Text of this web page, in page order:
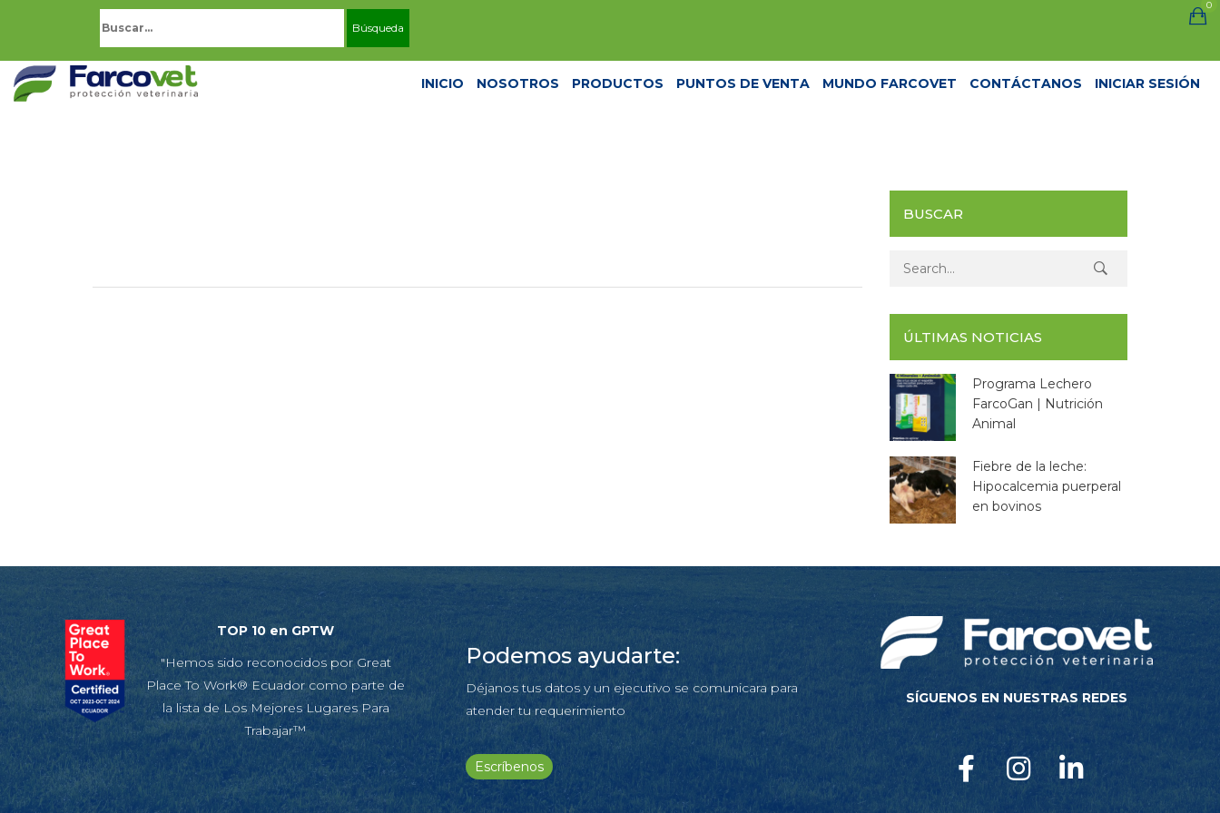
Buscar:
INICIO NOSOTROS PRODUCTOS PUNTOS DE VENTA MUNDO FARCOVET CONTÁCTANOS INICIAR SESIÓN
0
BUSCAR
Search for:
ÚLTIMAS NOTICIAS
Programa Lechero
FarcoGan | Nutrición
Animal
Fiebre de la leche:
Hipocalcemia puerperal
en bovinos
TOP 10 en GPTW
"Hemos sido reconocidos por Great
Place To Work® Ecuador como parte de
la lista de Los Mejores Lugares Para
Trabajar™
Podemos ayudarte:
Déjanos tus datos y un ejecutivo se comunicara para
atender tu requerimiento
Escríbenos
SÍGUENOS EN NUESTRAS REDES